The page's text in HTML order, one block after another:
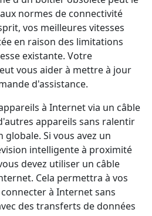
normes de connectivité
vos meilleures vitesses
en raison des limitations
existante. Votre
vous aider à mettre à jour
d'assistance.
à Internet via un câble
appareils sans ralentir
globale. Si vous avez un
intelligente à proximité
devez utiliser un câble
Cela permettra à vos
à Internet sans
des transferts de données